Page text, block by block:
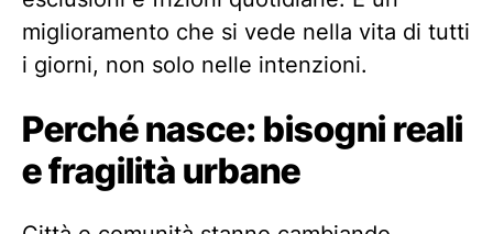
miglioramento che si vede nella vita di tutti
i giorni, non solo nelle intenzioni.
Perché nasce: bisogni reali
e fragilità urbane